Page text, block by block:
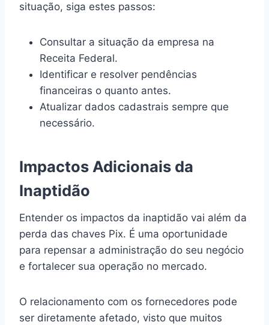
situação, siga estes passos:
Consultar a situação da empresa na
Receita Federal.
Identificar e resolver pendências
financeiras o quanto antes.
Atualizar dados cadastrais sempre que
necessário.
Impactos Adicionais da
Inaptidão
Entender os impactos da inaptidão vai além da
perda das chaves Pix. É uma oportunidade
para repensar a administração do seu negócio
e fortalecer sua operação no mercado.
O relacionamento com os fornecedores pode
ser diretamente afetado, visto que muitos